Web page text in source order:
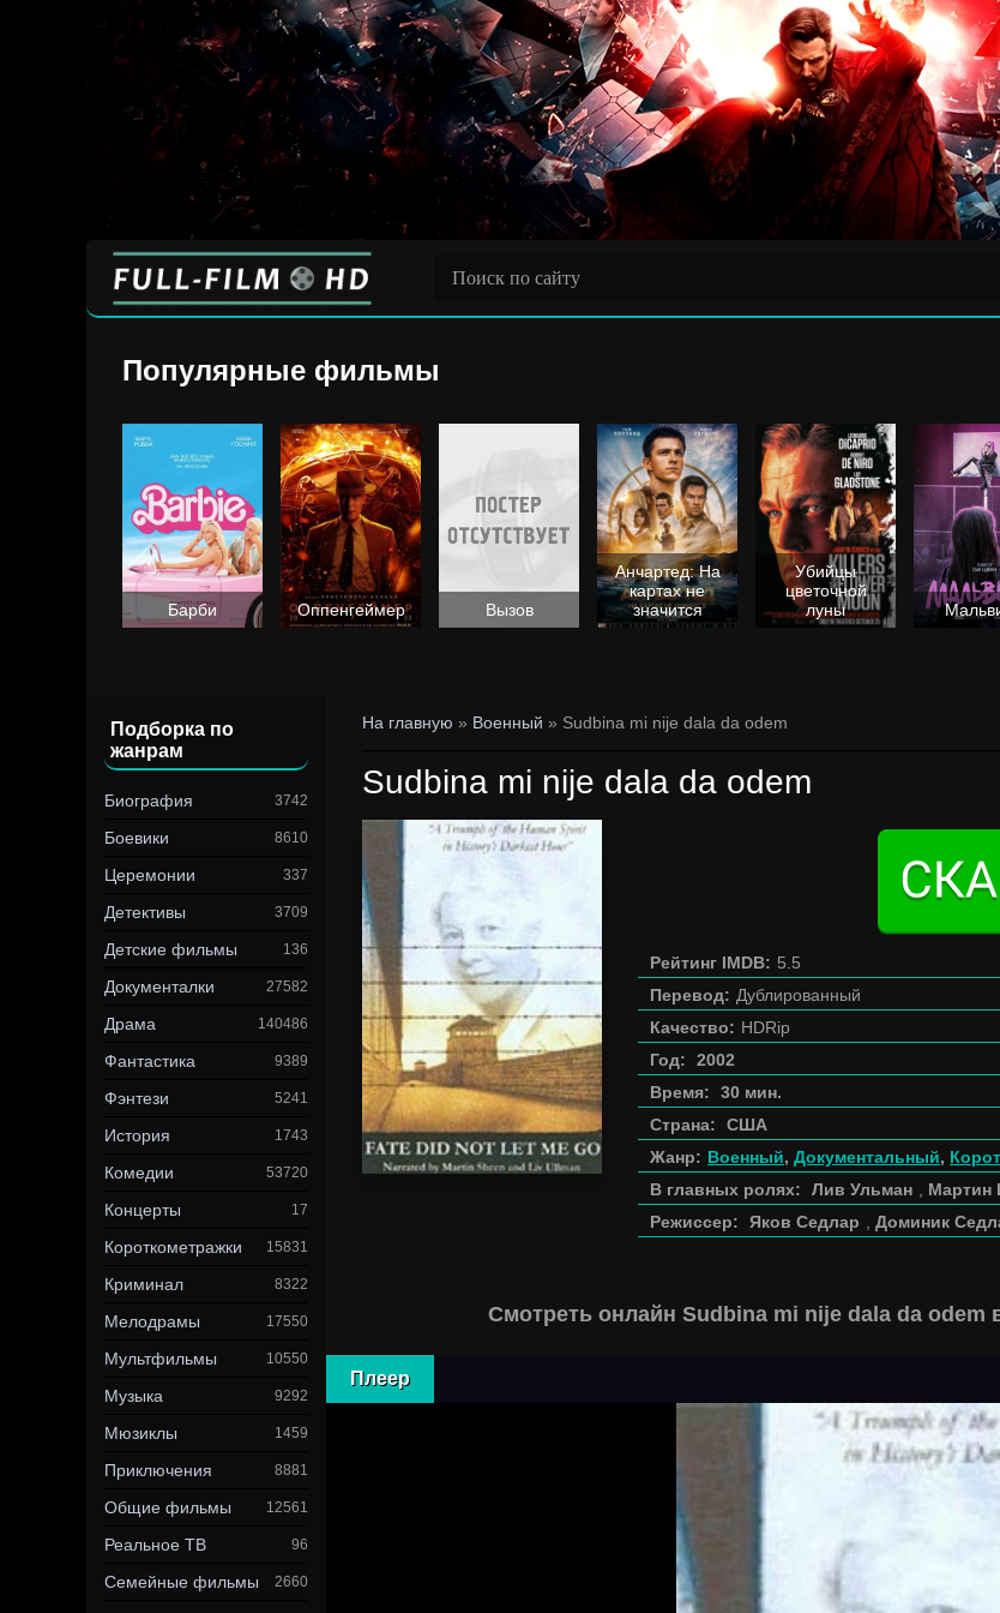
Популярные фильмы
Барби Оппенгеймер Вызов
Анчартед: На
картах не
значится
Убийцы
цветочной
луны
Подборка по
жанрам
Биография 3742
Боевики 8610
Церемонии 337
Детективы 3709
Детские фильмы 136
Документалки 27582
Драма 140486
Фантастика 9389
Фэнтези 5241
История 1743
Комедии 53720
Концерты 17
Короткометражки 15831
Криминал 8322
Мелодрамы 17550
Мультфильмы 10550
Музыка 9292
Мюзиклы 1459
Приключения 8881
Общие фильмы 12561
Реальное ТВ 96
Семейные фильмы 2660
На главную » Военный » Sudbina mi nije dala da odem
Sudbina mi nije dala da odem
Рейтинг IMDB: 5.5
Перевод: Дублированный
Качество: HDRip
Год:
2002
Время:
30 мин.
Страна:
США
Жанр: Военный, Документальный,
В главных ролях:
Лив Ульман
Мартин
Режиссер:
Яков Седлар Доминик
Смотреть онлайн Sudbina mi nije dala da odem
Плеер